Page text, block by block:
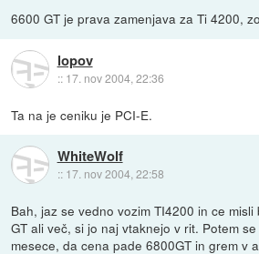
6600 GT je prava zamenjava za Ti 4200,
lopov
:: 17. nov 2004, 22:36
Ta na je ceniku je PCI-E.
WhiteWolf
:: 17. nov 2004, 22:58
Bah, jaz se vedno vozim TI4200 in ce
GT ali več, si jo naj vtaknejo v rit. Potem
mesece, da cena pade 6800GT in grem v